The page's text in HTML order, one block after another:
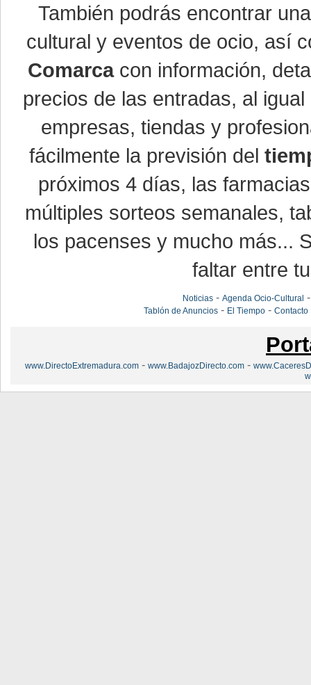
También podrás encontrar
cultural y eventos de ocio, así
Comarcacon información,
precios de las entradas, al
empresas, tiendas y
fácilmente la previsión del
próximos 4 días, las
múltiples sorteos semanales,
los pacenses y mucho más...
faltar entre
Noticias -Agenda Ocio-Cultural
Tablón de Anuncios - El Tiempo -Contacto
www.DirectoExtremadura.com - www.BadajozDirecto.com -